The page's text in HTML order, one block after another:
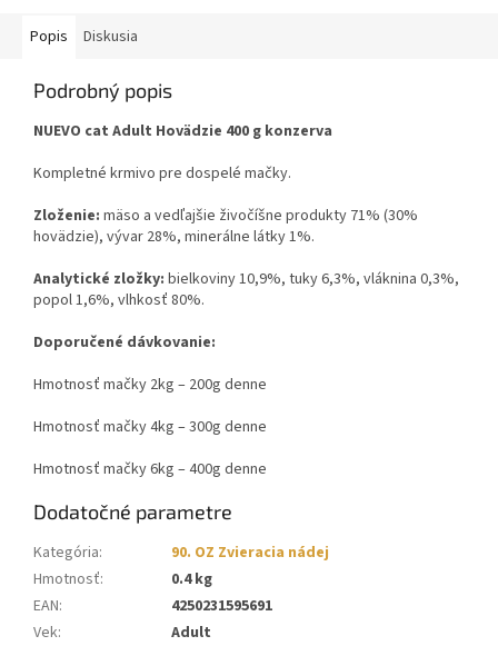
Popis Diskusia
Podrobný popis
NUEVO cat Adult Hovädzie 400 g konzerva
Kompletné krmivo pre dospelé mačky.
Zloženie: mäso a vedľajšie živočíšne produkty 71% (30%
hovädzie), vývar 28%, minerálne látky 1%.
Analytické zložky: bielkoviny 10,9%, tuky 6,3%, vláknina 0,3%,
popol 1,6%, vlhkosť 80%.
Doporučené dávkovanie:
Hmotnosť mačky 2kg – 200g denne
Hmotnosť mačky 4kg – 300g denne
Hmotnosť mačky 6kg – 400g denne
Dodatočné parametre
Kategória:
90. OZ Zvieracia nádej
Hmotnosť:
0.4 kg
EAN:
4250231595691
Vek:
Adult